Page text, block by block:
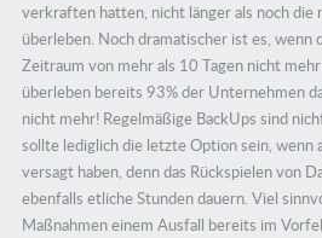
verkraften hatten, nicht länger als noch die
überleben. Noch dramatischer ist es,
Zeitraum von mehr als 10 Tagen nicht
überleben bereits 93% der Unternehmen
nicht mehr! Regelmäßige BackUps sind
sollte lediglich die letzte Option sein, wenn
versagt haben, denn das Rückspielen von
ebenfalls etliche Stunden dauern. Viel
Maßnahmen einem Ausfall bereits im